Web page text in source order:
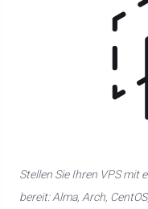
Stellen Sie Ihren VPS mit
bereit: Alma, Arch,